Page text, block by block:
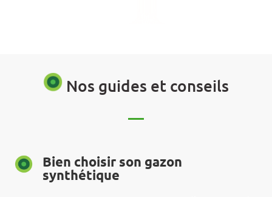
Nos guides et conseils
Bien choisir son gazon
synthétique